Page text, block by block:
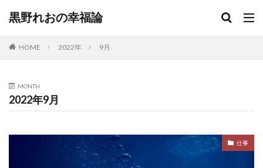
黒野れおの幸福論
HOME 2022年 9月
MONTH
2022年9月
仕事